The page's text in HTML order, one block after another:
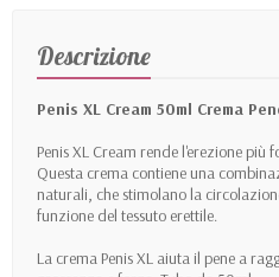
Descrizione
Penis XL Cream 50ml Crema
Penis XL Cream rende l'erezione più
Questa crema contiene una
naturali, che stimolano la
funzione del tessuto erettile.
La crema Penis XL aiuta il pene a